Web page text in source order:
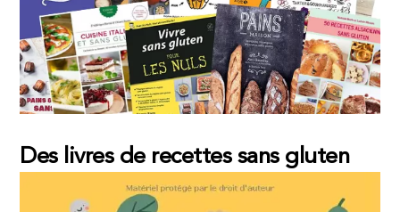
Des livres de recettes sans gluten